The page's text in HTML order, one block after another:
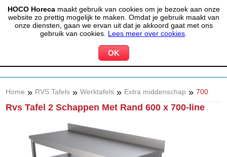
HOCO Horecamaakt gebruik van cookies om je bezoek aan onze
website zo prettig mogelijk te maken. Omdat je gebruik maakt van
onze diensten, gaan we ervan uit dat je akkoord gaat met ons
gebruik van cookies. Lees meer over cookies
(020) 497 6325 info@hocohoreca.nl
MIJN ACCOUNT 0 WINKELWAGEN
Home » RVS Tafels » Werktafels » Extra middenschap » 700
Rvs Tafel 2 Schappen Met Rand 600 x 700-line